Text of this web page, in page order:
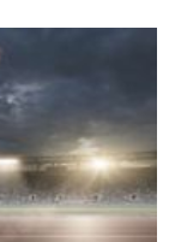
მწვავე
-
ვიცი...
ქართველები მე
კი
მიღებული
დღეს კიევის
იქცა